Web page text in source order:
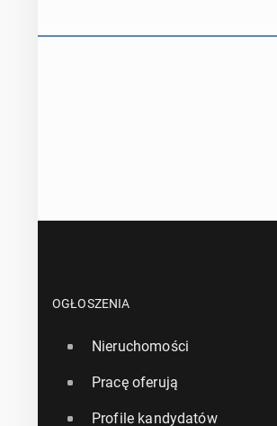
OGŁOSZENIA
Nieruchomości
Pracę oferują
Profile kandydatów